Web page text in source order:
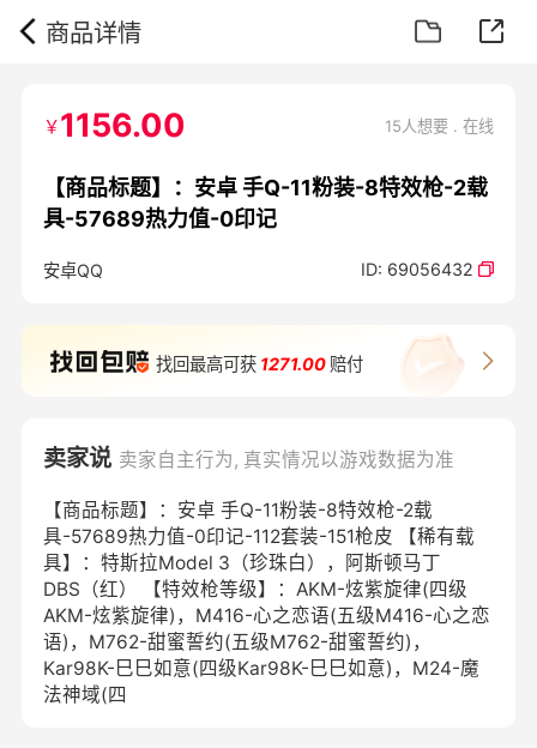
商品详情
￥1156.00 15人想要 . 在线
【商品标题】：安卓 手Q-11粉装-8特效枪-2载
具-57689热力值-0印记
安卓QQ ID: 69056432
找回最高可获 1271.00 赔付
卖家说 卖家自主行为, 真实情况以游戏数据为准
【商品标题】：安卓 手Q-11粉装-8特效枪-2载
具-57689热力值-0印记-112套装-151枪皮 【稀有载
具】：特斯拉Model 3（珍珠白），阿斯顿马丁
DBS（红） 【特效枪等级】：AKM-炫紫旋律(四级
AKM-炫紫旋律)，M416-心之恋语(五级M416-心之恋
语)，M762-甜蜜誓约(五级M762-甜蜜誓约)，
Kar98K-巳巳如意(四级Kar98K-巳巳如意)，M24-魔
法神域(四